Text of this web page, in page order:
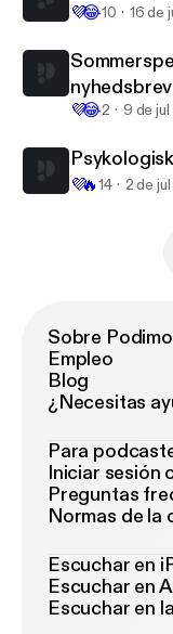
💜😂10 16 de
nyhedsbrev
💜😂2 9 de
💜🔥14 2 de
Sobre Podimo
Empleo
Blog
¿Necesitas
Para
Iniciar sesión
Preguntas
Normas de la
Escuchar en
Escuchar en
Escuchar en